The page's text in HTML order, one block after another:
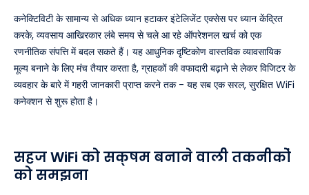
कनेक्टिविटी के सामान्य से अधिक ध्यान हटाकर इंटेलिजेंट एक्सेस पर ध्यान केंद्रित
करके, व्यवसाय आखिरकार लंबे समय से चले आ रहे ऑपरेशनल खर्च को एक
रणनीतिक संपत्ति में बदल सकते हैं। यह आधुनिक दृष्टिकोण वास्तविक व्यावसायिक
मूल्य बनाने के लिए मंच तैयार करता है, ग्राहकों की वफादारी बढ़ाने से लेकर विजिटर के
व्यवहार के बारे में गहरी जानकारी प्राप्त करने तक - यह सब एक सरल, सुरक्षित WiFi
कनेक्शन से शुरू होता है।
सहज WiFi को सक्षम बनाने वाली तकनीकों
को समझना